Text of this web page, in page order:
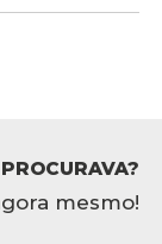
mesmo!